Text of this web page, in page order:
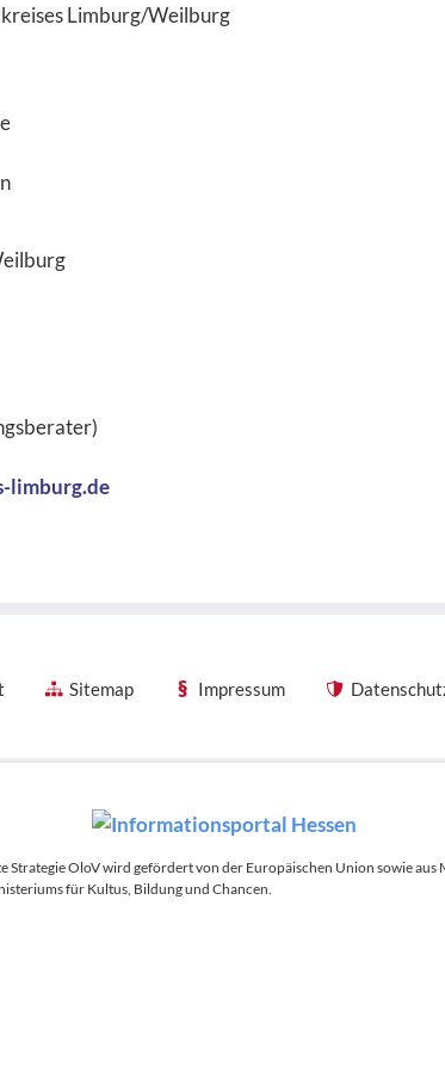
Strategie OloV wird gefördert von der Europäischen Union sowie
für Kultus, Bildung und Chancen.
Limburg/Weilburg
limburg.de
Sitemap Impressum
wird gefördert von der Europäischen Union sowie aus